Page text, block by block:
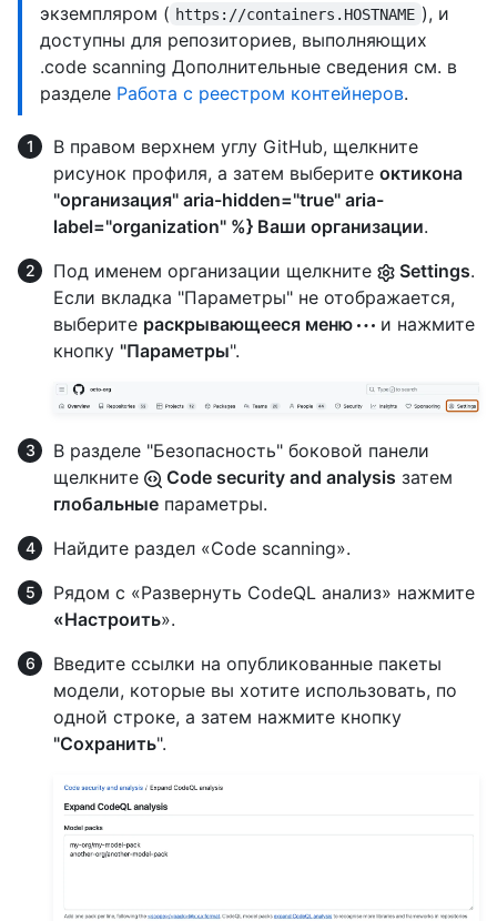
экземпляром ( https://containers.HOSTNAME ), и
доступны для репозиториев, выполняющих
.code scanning Дополнительные сведения см. в
разделе Работа с реестром контейнеров.
В правом верхнем углу GitHub, щелкните
рисунок профиля, а затем выберите октикона
"организация" aria-hidden="true" aria-
label="organization" %} Ваши организации.
Под именем организации щелкните
Settings.
Если вкладка "Параметры" не отображается,
выберите раскрывающееся меню
и нажмите
кнопку "Параметры".
В разделе "Безопасность" боковой панели
щелкните
Code security and analysis затем
глобальные параметры.
Найдите раздел «Code scanning».
Рядом с «Развернуть CodeQL анализ» нажмите
«Настроить».
Введите ссылки на опубликованные пакеты
модели, которые вы хотите использовать, по
одной строке, а затем нажмите кнопку
"Сохранить".